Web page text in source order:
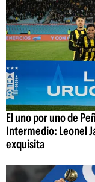
El uno por uno de
Intermedio: Leonel
exquisita